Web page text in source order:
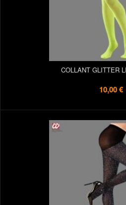
COLLANT GLITTER
10,00 €